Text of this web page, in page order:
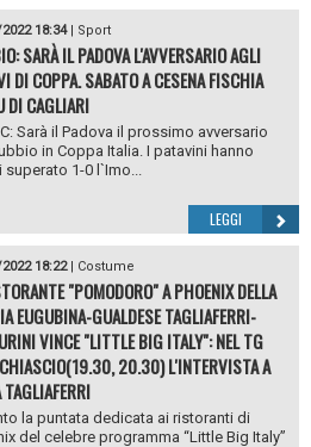
18:34| Sport
SARÀ IL PADOVA L'AVVERSARIO AGLI
DI COPPA. SABATO A CESENA FISCHIA
DI CAGLIARI
Sarà il Padova il prossimo avversario
in Coppa Italia. I patavini hanno
1-0 l`Imo...
LEGGI
18:22| Costume
"POMODORO" A PHOENIX DELLA
EUGUBINA-GUALDESE TAGLIAFERRI-
VINCE "LITTLE BIG ITALY": NEL TG
20.30) L'INTERVISTA A
la puntata dedicata ai ristoranti di
del celebre programma “Little Big Italy”